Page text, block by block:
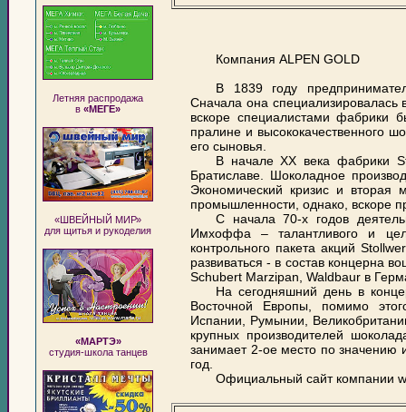
Компания ALPEN GOLD
В 1839 году
Сначала она специализировалась
вскоре специалистами фабрики
пралине и высококачественного
его сыновья.
В начале ХХ века фабрики
Братиславе. Шоколадное
Экономический кризис и
промышленности, однако, вскоре
С начала 70-х годов
Имхоффа – талантливого и
контрольного пакета акций
развиваться - в состав концерна
Schubert Marzipan, Waldbaur в
На сегодняшний день в
Восточной Европы, помимо
Испании, Румынии,
крупных производителей
занимает 2-ое место по
год.
Официальный сайт компании
Летняя распродажа
в «МЕГЕ»
«ШВЕЙНЫЙ МИР»
для щитья и рукоделия
«МАРТЭ»
студия-школа танцев